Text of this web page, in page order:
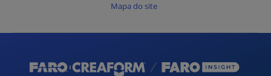
Mapa do site